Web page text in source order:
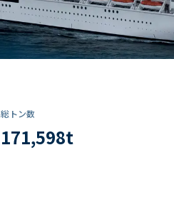
総トン数​
171,598t